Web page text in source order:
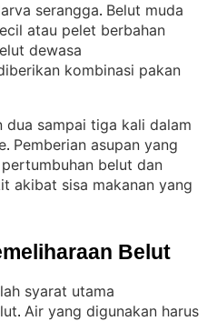
serangga. Belut muda
atau pelet berbahan
dewasa
kombinasi pakan
dua sampai tiga kali dalam
. Pemberian asupan yang
belut dan
akibat sisa makanan yang
Belut
syarat utama
. Air yang digunakan harus